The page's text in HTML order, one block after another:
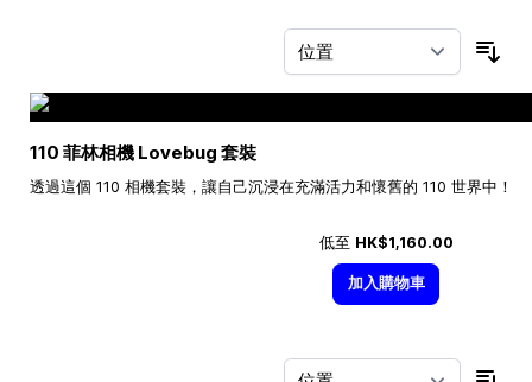
110 菲林相機 Lovebug 套裝
透過這個 110 相機套裝，讓自己沉浸在充滿活力和懷舊的 110 世界中！
低至 HK$1,160.00
加入購物車